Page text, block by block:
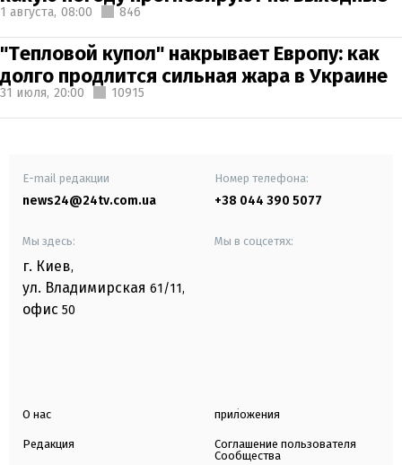
1 августа, 08:00 846
"Тепловой купол" накрывает Европу: как
долго продлится сильная жара в Украине
31 июля, 20:00 10915
E-mail редакции
news24@24tv.com.ua
Номер телефона:
+38 044 390 5077
Мы здесь:
г. Киев,
ул. Владимирская 61/11,
офис 50
Мы в соцсетях:
О нас
Редакция
приложения
Соглашение пользователя
Сообщества